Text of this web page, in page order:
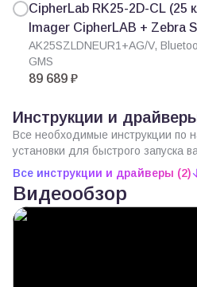
Видеообзор
CipherLab RK25-2D-CL (25
Imager CipherLAB + Zebra
AK25SZLDNEUR1+AG/V,
GMS
89 689 ₽
Инструкции и
Все необходимые инструкции по
установки для быстрого запуска
Все инструкции и драйверы (2)